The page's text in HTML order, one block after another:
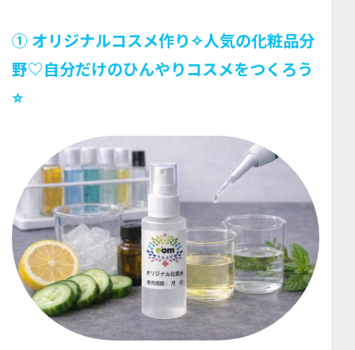
① オリジナルコスメ作り✧人気の化粧品分
野♡自分だけのひんやりコスメをつくろう
⭐